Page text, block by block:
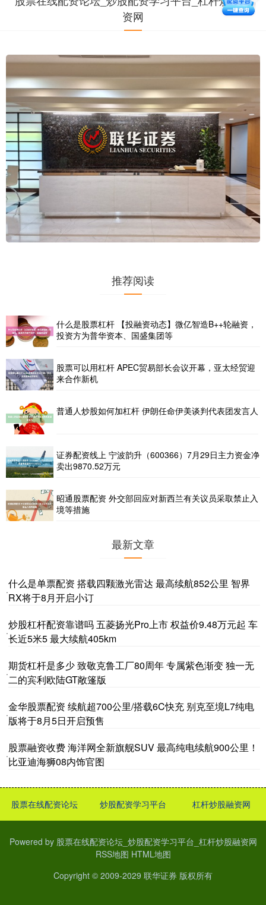
资网
推荐阅读
什么是股票杠杆 【投融资动态】微亿智造B++轮融资，
投资方为普华资本、国盛集团等
股票可以用杠杆 APEC贸易部长会议开幕，亚太经贸迎
来合作新机
普通人炒股如何加杠杆 伊朗任命伊美谈判代表团发言人
证券配资线上 宁波韵升（600366）7月29日主力资金净
卖出9870.52万元
昭通股票配资 外交部回应对新西兰有关议员采取禁止入
境等措施
最新文章
·
什么是单票配资 搭载四颗激光雷达 最高续航852公里 智界
RX将于8月开启小订
·
炒股杠杆配资靠谱吗 五菱扬光Pro上市 权益价9.48万元起 车
长近5米5 最大续航405km
·
期货杠杆是多少 致敬克鲁工厂80周年 专属紫色渐变 独一无
二的宾利欧陆GT敞篷版
·
金华股票配资 续航超700公里/搭载6C快充 别克至境L7纯电
版将于8月5日开启预售
·
股票融资收费 海洋网全新旗舰SUV 最高纯电续航900公里！
比亚迪海狮08内饰官图
股票在线配资论坛 炒股配资学习平台 杠杆炒股融资网
Powered by 股票在线配资论坛_炒股配资学习平台_杠杆炒股融资网
RSS地图 HTML地图
Copyright © 2009-2029 联华证券 版权所有